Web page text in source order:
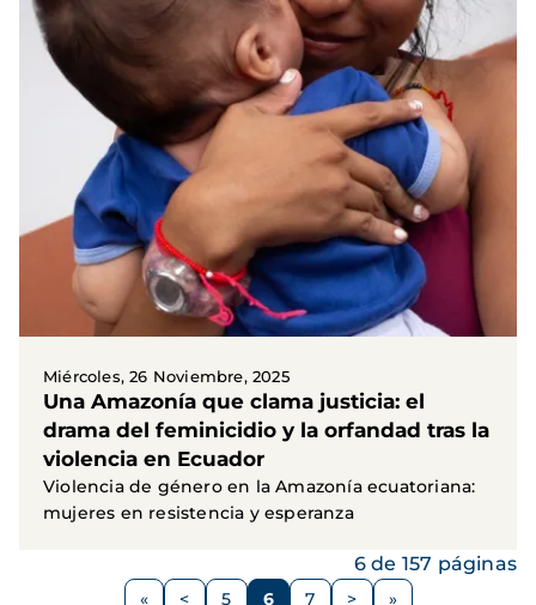
Miércoles, 26 Noviembre, 2025
Una Amazonía que clama justicia: el
drama del feminicidio y la orfandad tras la
violencia en Ecuador
Violencia de género en la Amazonía ecuatoriana:
mujeres en resistencia y esperanza
Paginación < 5 6 7 >
6 de 157 páginas